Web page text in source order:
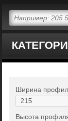
Ширина
Высота